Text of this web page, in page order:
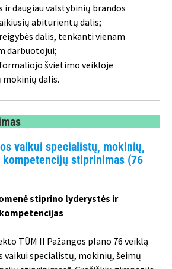
ir daugiau valstybinių brandos
abiturientų dalis;
dalis, tenkanti vienam
darbuotojui;
švietimo veikloje
mokinių dalis.
vaikui specialistų, mokinių,
stiprinimas (76
stiprino lyderystės ir
TŪM II Pažangos plano 76 veiklą
vaikui specialistų, mokinių, šeimų